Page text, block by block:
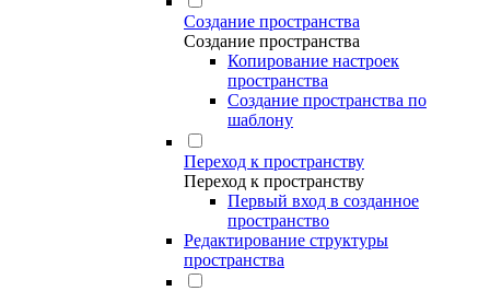
Создание пространства
Создание пространства
Копирование настроек
пространства
Создание пространства по
шаблону
Переход к пространству
Переход к пространству
Первый вход в созданное
пространство
Редактирование структуры
пространства